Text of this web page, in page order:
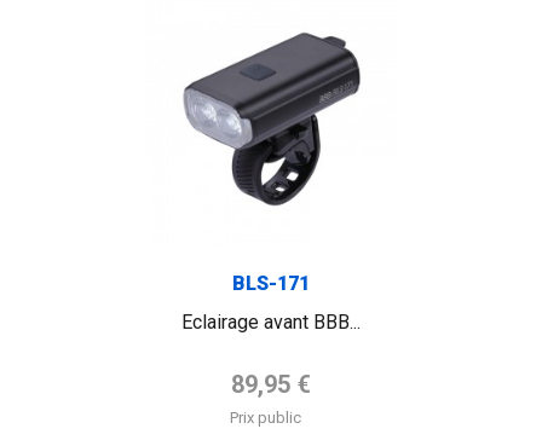
BLS-171
Eclairage avant BBB...
Prix de base
89,95 €
Prix public